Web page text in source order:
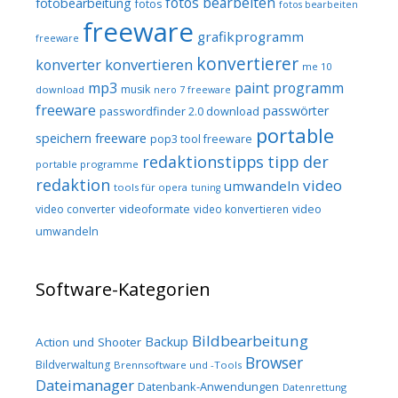
fotos fotos bearbeiten
freeware freeware grafikprogramm
konverter konvertieren konvertierer me 10
download mp3 musik nero 7 freeware paint programm
freeware passwordfinder 2.0 download passwörter
speichern freeware pop3 tool freeware portable
portable programme redaktionstipps tipp der
redaktion tools für opera tuning umwandeln video
video converter videoformate video konvertieren video
umwandeln
Software-Kategorien
Action und Shooter Backup Bildbearbeitung
Bildverwaltung Brennsoftware und -Tools Browser
Dateimanager Datenbank-Anwendungen Datenrettung